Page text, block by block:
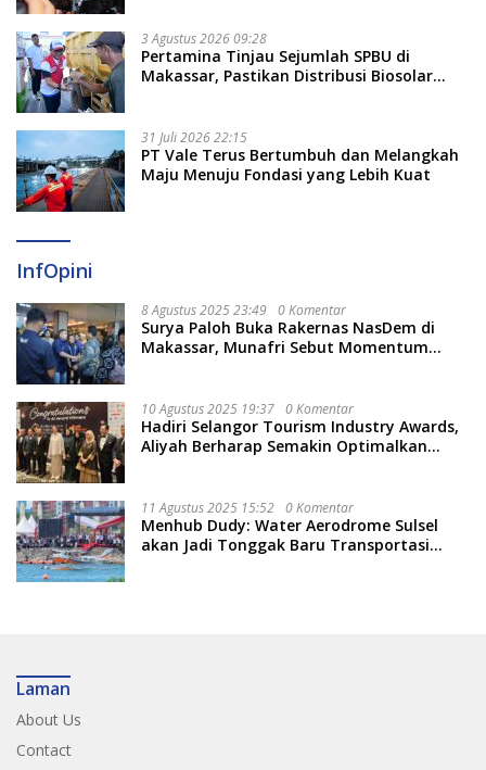
3 Agustus 2026 09:28
Pertamina Tinjau Sejumlah SPBU di
Makassar, Pastikan Distribusi Biosolar
31 Juli 2026 22:15
PT Vale Terus Bertumbuh dan Melangkah
Maju Menuju Fondasi yang Lebih Kuat
InfOpini
8 Agustus 2025 23:49 0 Komentar
Surya Paloh Buka Rakernas NasDem di
Makassar, Munafri Sebut Momentum
10 Agustus 2025 19:37 0 Komentar
Hadiri Selangor Tourism Industry Awards,
Aliyah Berharap Semakin Optimalkan
11 Agustus 2025 15:52 0 Komentar
Menhub Dudy: Water Aerodrome Sulsel
akan Jadi Tonggak Baru Transportasi
Laman
About Us
Contact